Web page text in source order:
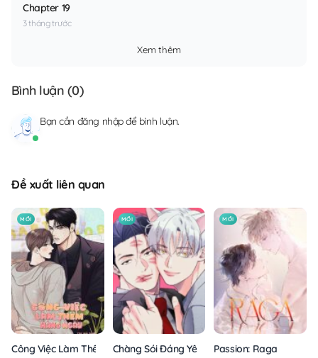
Chapter 19
3 tháng trước
Xem thêm
Bình luận (0)
Bạn cần đăng nhậpđể bình luận.
Đề xuất liên quan
MỚI
Công Việc Làm Thêm Hàng Ngày
MỚI
Chàng Sói Đáng Yêu
MỚI
Passion: Raga